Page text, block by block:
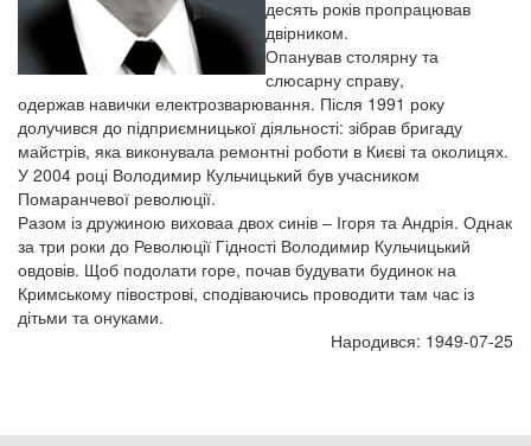
десять років пропрацював
двірником.
Опанував столярну та
слюсарну справу,
одержав навички електрозварювання. Після 1991 року
долучився до підприємницької діяльності: зібрав бригаду
майстрів, яка виконувала ремонтні роботи в Києві та околицях.
У 2004 році Володимир Кульчицький був учасником
Помаранчевої революції.
Разом із дружиною виховаа двох синів – Ігоря та Андрія. Однак
за три роки до Революції Гідності Володимир Кульчицький
овдовів. Щоб подолати горе, почав будувати будинок на
Кримському півострові, сподіваючись проводити там час із
дітьми та онуками.
Народився: 1949-07-25